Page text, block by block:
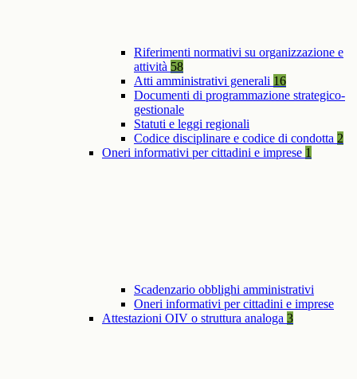
Riferimenti normativi su organizzazione e
attività 58
Atti amministrativi generali 16
Documenti di programmazione strategico-
gestionale
Statuti e leggi regionali
Codice disciplinare e codice di condotta 2
Oneri informativi per cittadini e imprese 1
Scadenzario obblighi amministrativi
Oneri informativi per cittadini e imprese
Attestazioni OIV o struttura analoga 3